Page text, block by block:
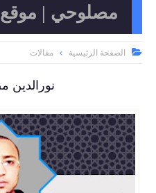
مصلوحي | موقع
 الصفحة الرئيسية مقالات
نورالدين